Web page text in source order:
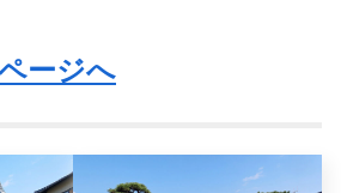
ージへ